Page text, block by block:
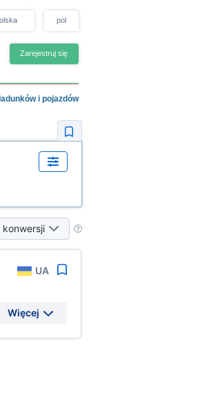
pol
Zarejestruj się
i pojazdów
konwersji
UA
Więcej